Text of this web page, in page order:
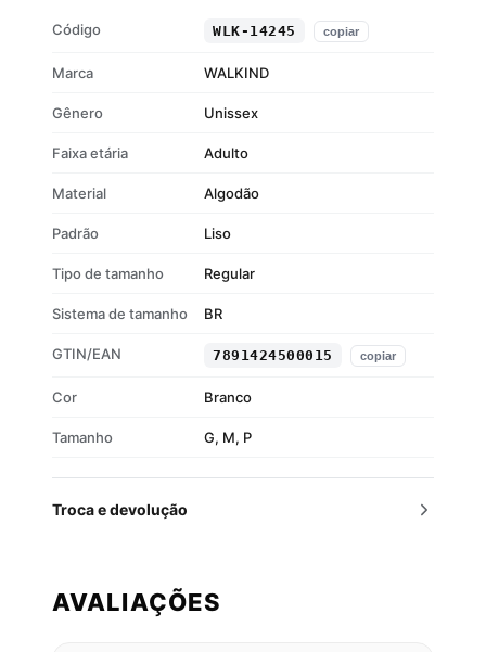
Composição: 100% algodão cru
Estilo: Casual, urbano e sustentável
diário
Código WLK-14245 copiar
Marca WALKIND
Gênero Unissex
Faixa etária Adulto
Material Algodão
Padrão Liso
Tipo de tamanho Regular
Sistema de tamanho BR
GTIN/EAN 7891424500015 copiar
Cor Branco
Tamanho G, M, P
Troca e devolução
AVALIAÇÕES